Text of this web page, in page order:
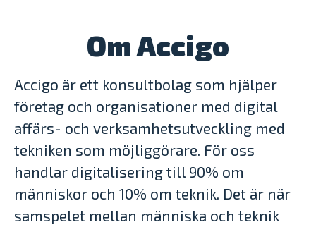
Om Accigo
Accigo är ett konsultbolag som hjälper
företag och organisationer med digital
affärs- och verksamhetsutveckling med
tekniken som möjliggörare. För oss
handlar digitalisering till 90% om
människor och 10% om teknik. Det är när
samspelet mellan människa och teknik